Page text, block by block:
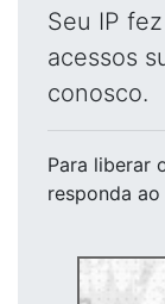
Seu IP
acessos
conosco.
Para liberar
responda